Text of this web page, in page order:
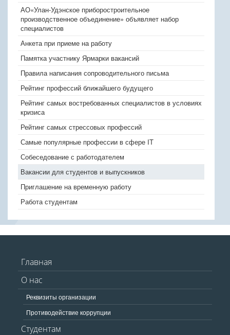
АО«Улан-Удэнское приборостроительное
производственное объединение» объявляет набор
специалистов
Анкета при приеме на работу
Памятка участнику Ярмарки вакансий
Правила написания сопроводительного письма
Рейтинг профессий ближайшего будущего
Рейтинг самых востребованных специалистов в условиях
кризиса
Рейтинг самых стрессовых профессий
Самые популярные профессии в сфере IT
Собеседование с работодателем
Вакансии для студентов и выпускников
Приглашение на временную работу
Работа студентам
Главная
О нас
Реквизиты организации
Противодействие коррупции
Студентам